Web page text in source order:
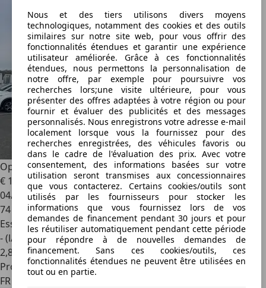
Opel Astra1.2 TURBO 130CH ELEGANCE BUSINESS BVA8
€ 14 990
04/2023
74 234 km
Essence
- (l/100 km)
2,8
Professionnel
FR 95310
Nous et des tiers utilisons divers moyens
technologiques, notamment des cookies et des outils
similaires sur notre site web, pour vous offrir des
fonctionnalités étendues et garantir une expérience
utilisateur améliorée. Grâce à ces fonctionnalités
étendues, nous permettons la personnalisation de
notre offre, par exemple pour poursuivre vos
recherches lors;une visite ultérieure, pour vous
présenter des offres adaptées à votre région ou pour
fournir et évaluer des publicités et des messages
personnalisés. Nous enregistrons votre adresse e-mail
localement lorsque vous la fournissez pour des
recherches enregistrées, des véhicules favoris ou
dans le cadre de l'évaluation des prix. Avec votre
consentement, des informations basées sur votre
utilisation seront transmises aux concessionnaires
que vous contacterez. Certains cookies/outils sont
utilisés par les fournisseurs pour stocker les
informations que vous fournissez lors de vos
demandes de financement pendant 30 jours et pour
les réutiliser automatiquement pendant cette période
pour répondre à de nouvelles demandes de
financement. Sans ces cookies/outils, ces
fonctionnalités étendues ne peuvent être utilisées en
tout ou en partie.